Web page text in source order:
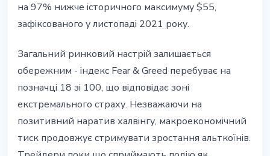
на 97% нижче історичного максимуму $55,
зафіксованого у листопаді 2021 року.
Загальний ринковий настрій залишається
обережним - індекс Fear & Greed перебуває на
позначці 18 зі 100, що відповідає зоні
екстремального страху. Незважаючи на
позитивний наратив халвінгу, макроекономічний
тиск продовжує стримувати зростання альткоїнів.